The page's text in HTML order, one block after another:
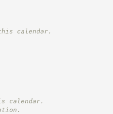
calendar.
calendar.